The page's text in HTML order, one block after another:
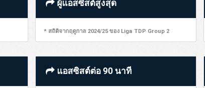
ผู้แอสซิสต์สูงสุด
* สถิติจากฤดูกาล 2024/25 ของ Liga TDP Group 2
แอสซิสต์ต่อ 90 นาที